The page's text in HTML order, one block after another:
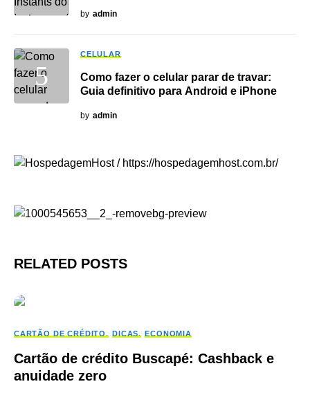
by admin
CELULAR
Como fazer o celular parar de travar:
Guia definitivo para Android e iPhone
by admin
RELATED POSTS
CARTÃO DE CRÉDITO DICAS ECONOMIA
Cartão de crédito Buscapé: Cashback e
anuidade zero